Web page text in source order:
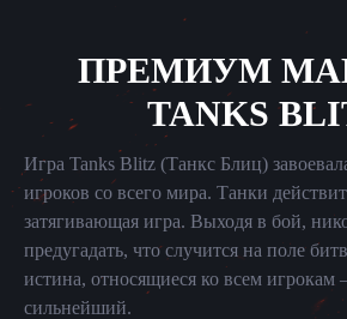
ПРЕМИУМ
TANKS
Игра Tanks Blitz (Танкс Блиц)
игроков со всего мира. Танки
затягивающая игра. Выходя в бой,
предугадать, что случится на поле
истина, относящиеся ко всем
сильнейший.